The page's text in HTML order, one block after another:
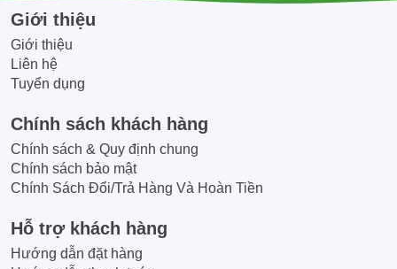
Newtea.
Giới thiệu
Giới thiệu
Liên hệ
Tuyển dụng
Chính sách khách hàng
Chính sách & Quy định chung
Chính sách bảo mật
Chính Sách Đổi/Trả Hàng Và Hoàn Tiền
Hỗ trợ khách hàng
Hướng dẫn đặt hàng